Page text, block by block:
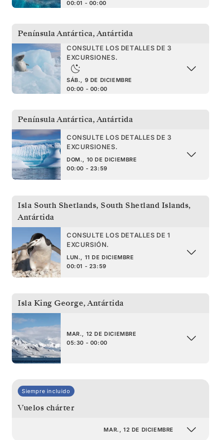
00:01 - 00:00
Península Antártica,Antártida
CONSULTE LOS DETALLES DE 3
EXCURSIONES.
SÁB., 9 DE DICIEMBRE
00:00 - 00:00
Península Antártica,Antártida
CONSULTE LOS DETALLES DE 3
EXCURSIONES.
DOM., 10 DE DICIEMBRE
00:00 - 23:59
Isla South Shetlands, South Shetland Islands,
Antártida
CONSULTE LOS DETALLES DE 1
EXCURSIÓN.
LUN., 11 DE DICIEMBRE
00:01 - 23:59
Isla King George,Antártida
MAR., 12 DE DICIEMBRE
05:30 - 00:00
Siempre incluido
Vuelos chárter
MAR., 12 DE DICIEMBRE